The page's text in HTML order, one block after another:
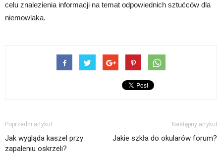
celu znalezienia informacji na temat odpowiednich sztućców dla
niemowlaka.
Poprzedni artykuł
Jak wygląda kaszel przy
zapaleniu oskrzeli?
Następny artykuł
Jakie szkła do okularów forum?